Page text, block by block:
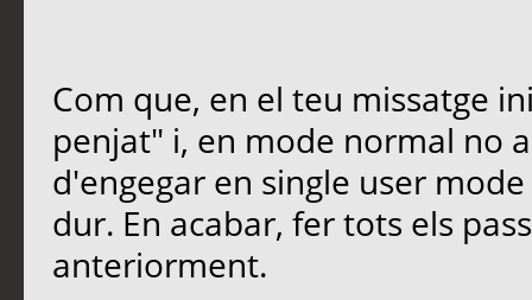
Com que, en el teu missatge
penjat" i, en mode normal no
d'engegar en single user
dur. En acabar, fer tots els
anteriorment.